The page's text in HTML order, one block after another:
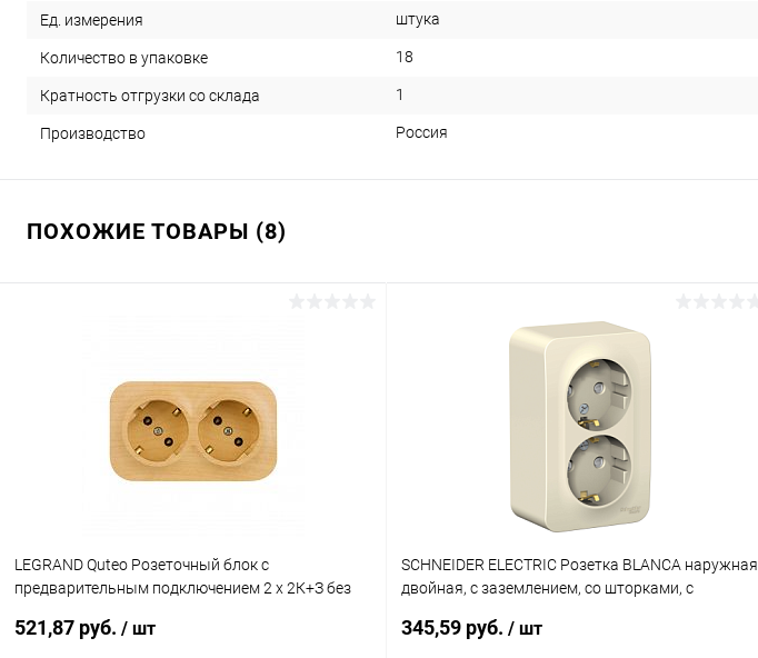
Ед. измерения штука
Количество в упаковке 18
Кратность отгрузки со склада 1
Производство Россия
ПОХОЖИЕ ТОВАРЫ (8)
LEGRAND Quteo Розеточный блок с
предварительным подключением 2 x 2К+З без
521,87 руб. / шт
SCHNEIDER ELECTRIC Розетка BLANCA наружная
двойная, с заземлением, со шторками, с
(BLNRA011212)
345,59 руб. / шт